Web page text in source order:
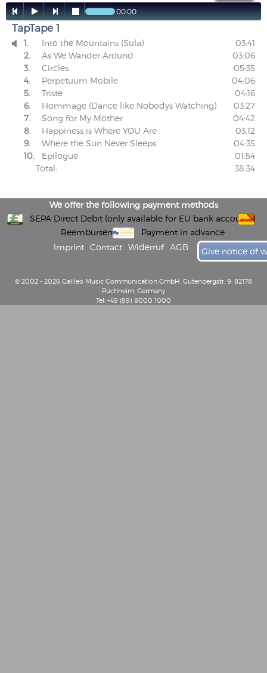
    00:00
TapTape 1
 1. Into the Mountains (Sula)
03:41
2.
As We Wander Around
03:06
3.
Circles
05:35
4.
Perpetuum Mobile
04:06
5.
Triste
04:16
6.
Hommage (Dance like Nobodys Watching)
03:27
7.
Song for My Mother
04:42
8.
Happiness is Where YOU Are
03:12
9.
Where the Sun Never Sleeps
04:35
10.
Epilogue
01:54
Total:
38:34
We offer the following payment methods
SEPA Direct Debit (only available for EU bank accounts)
Reembursement
Payment in advance
Imprint
Contact Widerruf AGB Give notice of
© 2002 - 2026 Galileo Music Communication GmbH, Gutenbergstr. 9, 82178
Puchheim, Germany
Tel: +49 (89) 8000 1000